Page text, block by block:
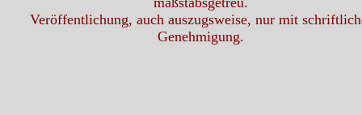
Veröffentlichung, auch auszugsweise, nur mit
Genehmigung.